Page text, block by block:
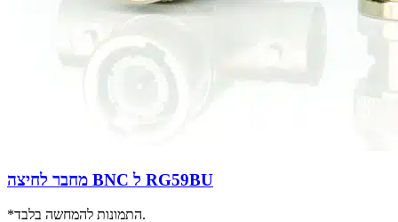
מחבר לחיצה BNC ל RG59BU
*התמונות להמחשה בלבד.